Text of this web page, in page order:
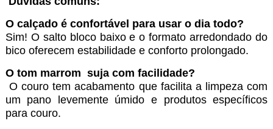
O calçado é confortável para usar o dia todo?
Sim! O salto bloco baixo e o formato arredondado do
bico oferecem estabilidade e conforto prolongado.
O tom marrom suja com facilidade?
O couro tem acabamento que facilita a limpeza com
um pano levemente úmido e produtos específicos
para couro.